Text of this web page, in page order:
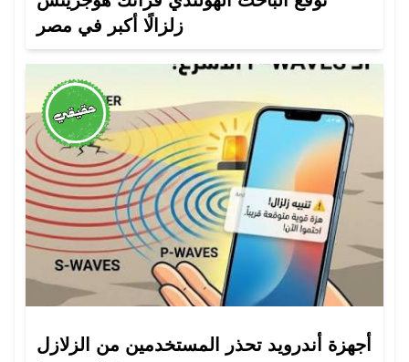
زلزالًا أكبر في مصر
أجهزة أندرويد تحذر المستخدمين من الزلازل